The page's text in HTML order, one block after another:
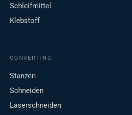
Schleifmittel
Klebstoff
CONVERTING
Stanzen
Schneiden
Laserschneiden